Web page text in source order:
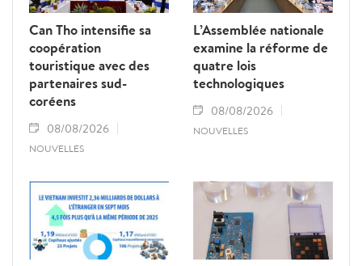
Can Tho intensifie sa
coopération
touristique avec des
partenaires sud-
coréens
08/08/2026
NOUVELLES
L’Assemblée nationale
examine la réforme de
quatre lois
technologiques
08/08/2026
NOUVELLES